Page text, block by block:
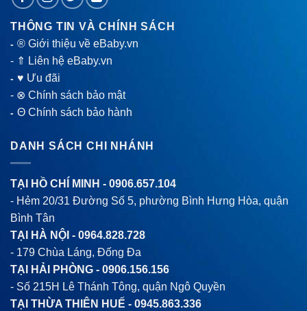
THÔNG TIN VÀ CHÍNH SÁCH
-® Giới thiệu về eBaby.vn
- ⇑ Liên hệ eBaby.vn
-♥ Ưu đãi
- ⊗ Chính sách bảo mật
-Θ Chính sách bảo hành
DANH SÁCH CHI NHÁNH
TẠI HỒ CHÍ MINH - 0906.657.104
- Hẻm 20/31 Đường Số 5, phường Bình Hưng Hòa, quận
Bình Tân
TẠI HÀ NỘI - 0964.828.728
- 179 Chùa Láng, Đống Đa
TẠI HẢI PHÒNG - 0906.156.156
- Số 215H Lê Thánh Tông, quận Ngô Quyền
TẠI THỪA THIÊN HUẾ - 0945.863.336